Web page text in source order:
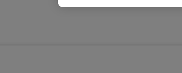
genauen Standortdaten) auch
Sicherung und Optimierung